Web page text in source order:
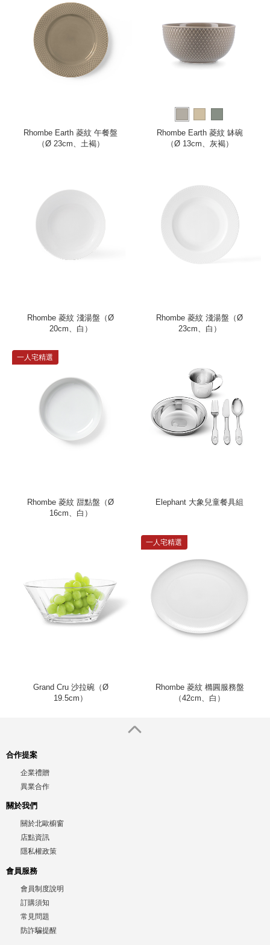
Rhombe Earth 菱紋 午餐盤
（Ø 23cm、土褐）
Rhombe Earth 菱紋 缽碗
（Ø 13cm、灰褐）
Rhombe 菱紋 淺湯盤（Ø
20cm、白）
Rhombe 菱紋 淺湯盤（Ø
23cm、白）
一人宅精選
Rhombe 菱紋 甜點盤（Ø
16cm、白）
Elephant 大象兒童餐具組
Grand Cru 沙拉碗（Ø
19.5cm）
一人宅精選
Rhombe 菱紋 橢圓服務盤
（42cm、白）
合作提案
企業禮贈
異業合作
關於我們
關於北歐櫥窗
店點資訊
隱私權政策
會員服務
會員制度說明
訂購須知
常見問題
防詐騙提醒